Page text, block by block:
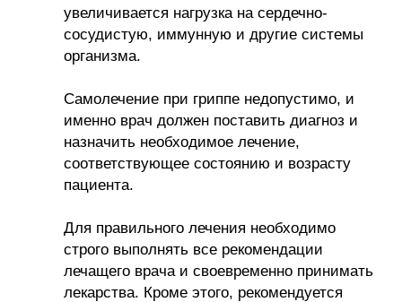
увеличивается нагрузка на сердечно-
сосудистую, иммунную и другие системы
организма.
Самолечение при гриппе недопустимо, и
именно врач должен поставить диагноз и
назначить необходимое лечение,
соответствующее состоянию и возрасту
пациента.
Для правильного лечения необходимо
строго выполнять все рекомендации
лечащего врача и своевременно принимать
лекарства. Кроме этого, рекомендуется